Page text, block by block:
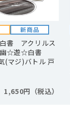
書 アクリルス
幽☆遊☆白書
(マジ)バトル 戸
1,650円